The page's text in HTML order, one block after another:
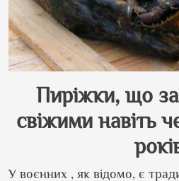
Пиріжки, що
свіжими навіть
У воєнних , як відомо, є